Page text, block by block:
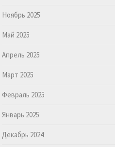
Ноябрь 2025
Май 2025
Апрель 2025
Март 2025
Февраль 2025
Январь 2025
Декабрь 2024